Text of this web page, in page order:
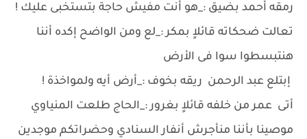
رمقه أحمد بضيق :_هو أنت مفيش حاجة بتستخبى عليك !
تعالت ضحكاته قائلاٍ بمكر :_لع ومن الواضح إكده أننا
هنتبسطوا سوا فى الأرض
إبتلع عبد الرحمن ريقه بخوف :_أرض أيه ولمواخذة !
أتى عمر من خلفه قائلاٍ بغرور :_الحاج طلعت المنياوي
موصينا بأننا منأجرش أنفار السنادي وحضراتكم موجدين